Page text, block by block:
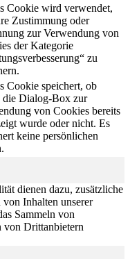
Cookie wird verwendet,
Zustimmung oder
zur Verwendung von
der Kategorie
zu
Cookie speichert, ob
die Dialog-Box zur
von Cookies bereits
wurde oder nicht. Es
keine persönlichen
dienen dazu, zusätzliche
Inhalten unserer
Sammeln von
von Drittanbietern